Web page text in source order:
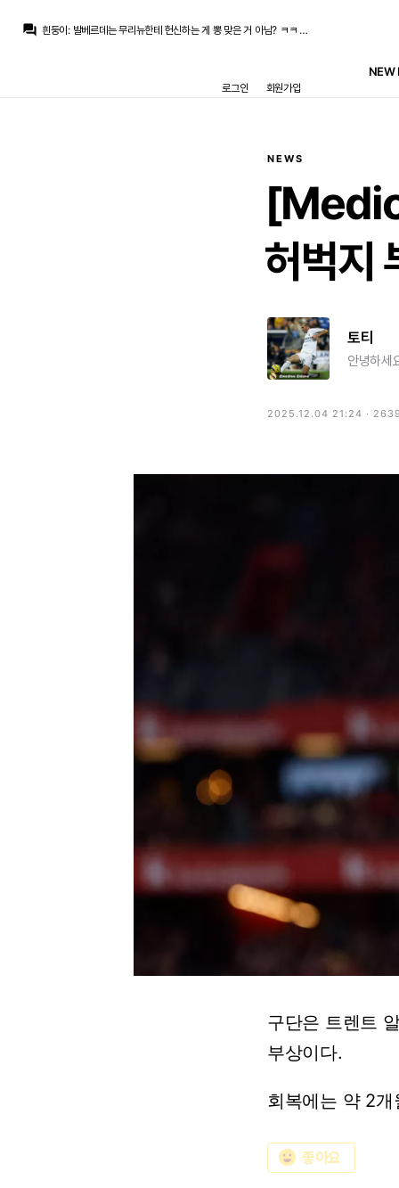
question_answer 흰둥이: 발베르데는 무리뉴한테 헌신하는 게 뽕 맞은 거 아님? ㅋㅋ 그래도 중원에선 걔가 제일 낫긴 함
ㅇㅇ 귈레르 계속 노리는 거 맞지 ㅋㅋ 근데 페네르바체가 쉽게 안 줄 듯
NEW
로그인 회원가입
NEWS
허벅지
토티
안녕하세
2025.12.04 21:24 ·
구단은 트렌트
부상이다.
회복에는 약 2개
emoji_emotions 좋아요